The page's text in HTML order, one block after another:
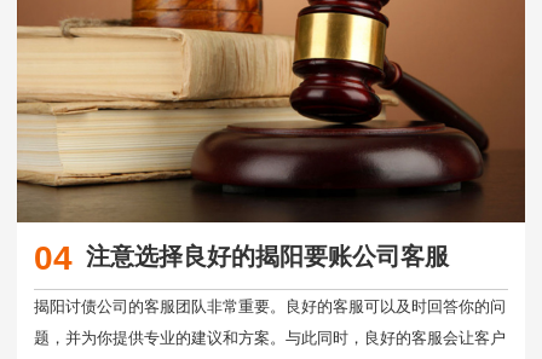
04 注意选择良好的揭阳要账公司客服
揭阳讨债公司的客服团队非常重要。良好的客服可以及时回答你的问
题，并为你提供专业的建议和方案。与此同时，良好的客服会让客户